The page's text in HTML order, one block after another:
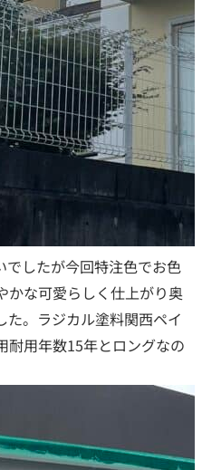
でしたが今回特注色でお色
かな可愛らしく仕上がり奥
。ラジカル塗料関西ペイ
耐用年数15年とロングなの